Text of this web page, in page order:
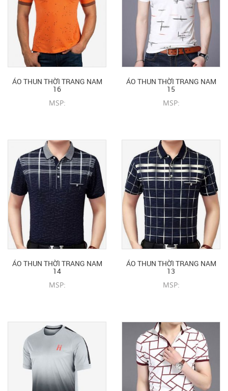
ÁO THUN THỜI TRANG NAM
16
MSP:
ÁO THUN THỜI TRANG NAM
15
MSP:
ÁO THUN THỜI TRANG NAM
14
MSP:
ÁO THUN THỜI TRANG NAM
13
MSP: